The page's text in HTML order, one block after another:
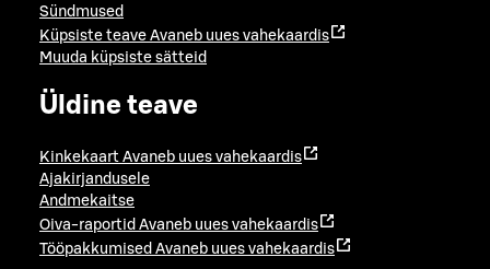
Sündmused
Küpsiste teave Avaneb uues vahekaardis
Muuda küpsiste sätteid
Üldine teave
Kinkekaart Avaneb uues vahekaardis
Ajakirjandusele
Andmekaitse
Oiva-raportid Avaneb uues vahekaardis
Tööpakkumised Avaneb uues vahekaardis